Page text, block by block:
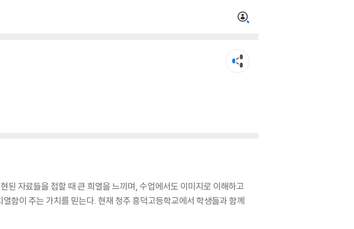
된 자료들을 접할 때 큰 희열을 느끼며, 수업에서도 이미지로 이해하고
함이 주는 가치를 믿는다. 현재 청주 흥덕고등학교에서 학생들과 함께